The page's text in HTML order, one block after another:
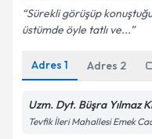
Sürekli görüşüp
üstümde öyle tatlı ve...
Adres 1 Adres 2
Uzm. Dyt. Büşra Yılmaz
Tevfik İleri Mahallesi Emek